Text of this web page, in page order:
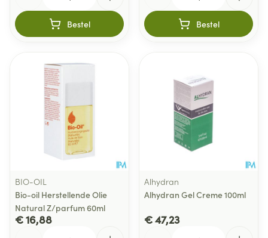
Bestel Bestel
BIO-OIL
Bio-oil Herstellende Olie
Natural Z/parfum 60ml
€ 16,88
Alhydran
Alhydran Gel Creme 100ml
€ 47,23